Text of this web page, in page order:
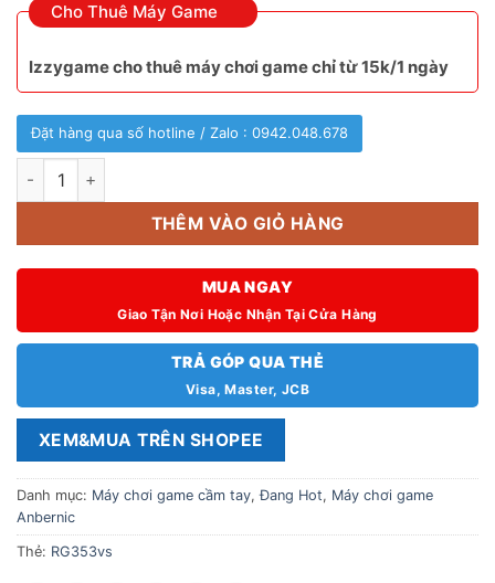
Cho Thuê Máy Game
Izzygame cho thuê máy chơi game chỉ từ 15k/1 ngày
Đặt hàng qua số hotline / Zalo : 0942.048.678
Máy chơi game Anbernic RG353V/Vs cực chất.
THÊM VÀO GIỎ HÀNG
MUA NGAY
Giao Tận Nơi Hoặc Nhận Tại Cửa Hàng
TRẢ GÓP QUA THẺ
Visa, Master, JCB
XEM&MUA TRÊN SHOPEE
Danh mục: Máy chơi game cầm tay,Đang Hot, Máy chơi game
Anbernic
Thẻ: RG353vs